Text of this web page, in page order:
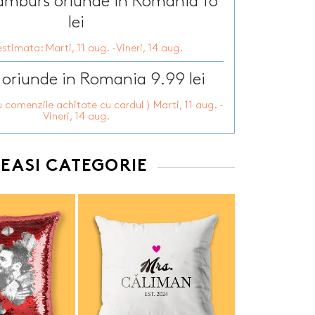
personalizate
Tirbusoane personalizate
Tablouri canvas
Tablouri personalizate
lei
Marti, 11 aug. -Vineri, 14 aug.
oriunde in Romania 9.99 lei
comenzile achitate cu cardul ) Marti, 11 aug. -
Vineri, 14 aug.
CATEGORIE